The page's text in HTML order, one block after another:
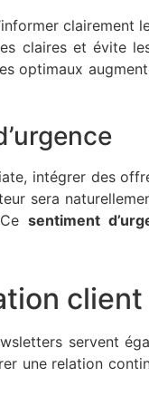
clairement
claires et évite
optimaux
intégrer des
sera
sentiment
client
servent
une relation